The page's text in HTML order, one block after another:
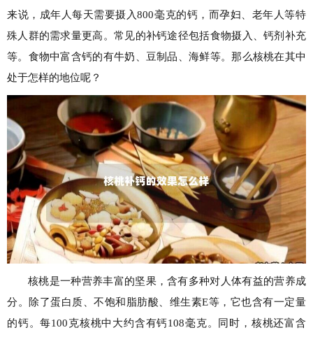
来说，成年人每天需要摄入800毫克的钙，而孕妇、老年人等特
殊人群的需求量更高。常见的补钙途径包括食物摄入、钙剂补充
等。食物中富含钙的有牛奶、豆制品、海鲜等。那么核桃在其中
处于怎样的地位呢？
核桃是一种营养丰富的坚果，含有多种对人体有益的营养成
分。除了蛋白质、不饱和脂肪酸、维生素E等，它也含有一定量
的钙。每100克核桃中大约含有钙108毫克。同时，核桃还富含